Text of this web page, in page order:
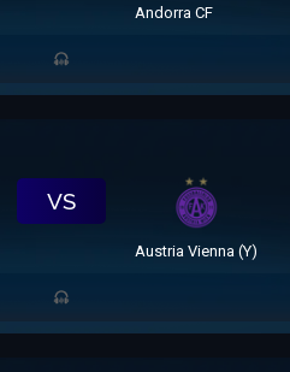
Andorra CF
VS
Austria Vienna (Y)